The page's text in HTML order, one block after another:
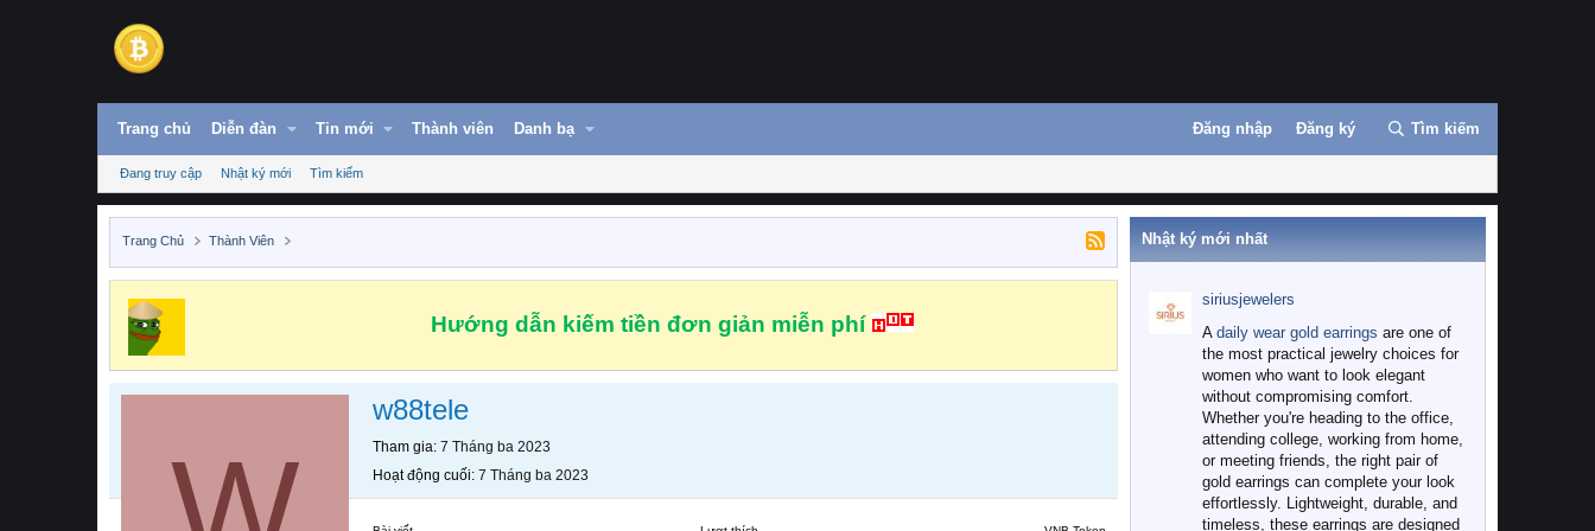
Trang chủ Diễn đàn Tin mới Thành viên Danh bạ Đăng nhập Đăng ký Tìm kiếm
Đang truy cập Nhật ký mới Tìm kiếm
Trang Chủ Thành Viên
Hướng dẫn kiếm tiền đơn giản miễn phí
w88tele
Tham gia 7 Tháng ba 2023
Hoạt động cuối 7 Tháng ba 2023
Nhật ký mới nhất
siriusjewelers
A daily wear gold earrings are one of
the most practical jewelry choices for
women who want to look elegant
without compromising comfort.
Whether you're heading to the office,
attending college, working from home,
or meeting friends, the right pair of
gold earrings can complete your look
effortlessly. Lightweight, durable, and
timeless, these earrings are designed